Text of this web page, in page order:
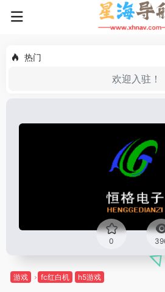
热门
欢迎入驻！
0
游戏 fc红白机 h5游戏